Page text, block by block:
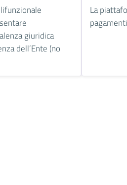
giuridica
dell’Ente (no
La